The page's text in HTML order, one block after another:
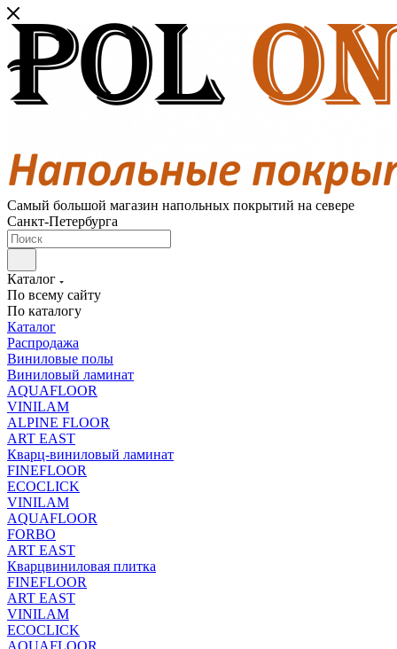
Самый большой магазин напольных покрытий на севере
Санкт-Петербурга
Каталог
По всему сайту
По каталогу
Каталог
Распродажа
Виниловые полы
Виниловый ламинат
AQUAFLOOR
VINILAM
ALPINE FLOOR
ART EAST
Кварц-виниловый ламинат
FINEFLOOR
ECOCLICK
VINILAM
AQUAFLOOR
FORBO
ART EAST
Кварцвиниловая плитка
FINEFLOOR
ART EAST
VINILAM
ECOCLICK
AQUAFLOOR